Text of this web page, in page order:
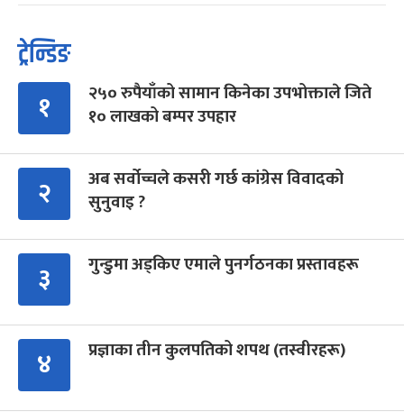
ट्रेन्डिङ
१
२५० रुपैयाँको सामान किनेका उपभोक्ताले जिते
१० लाखको बम्पर उपहार
२
अब सर्वोच्चले कसरी गर्छ कांग्रेस विवादको
सुनुवाइ ?
३ गुन्डुमा अड्किए एमाले पुनर्गठनका प्रस्तावहरू
४ प्रज्ञाका तीन कुलपतिको शपथ (तस्वीरहरू)